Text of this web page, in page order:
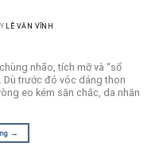
LÊ VĂN VĨNH
nhão, tích mỡ và “sổ
Dù trước đó vóc dáng thon
eo kém săn chắc, da nhăn
→